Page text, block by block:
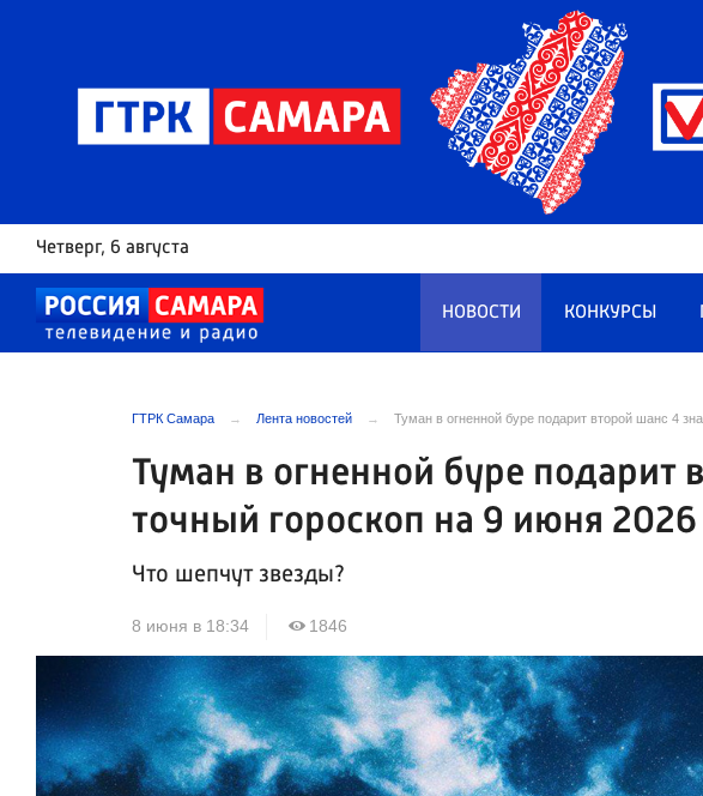
Четверг, 6 августа
НОВОСТИ КОНКУРСЫ
ГТРК Самара Лента новостей Туман в огненной буре подарит второй шанс 4
Туман в огненной буре подарит
точный гороскоп на 9 июня 2026
Что шепчут звезды?
8 июня в 18:34 1846